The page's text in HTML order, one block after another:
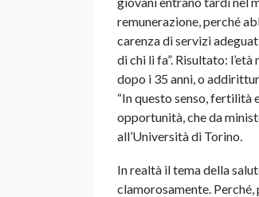
remunerazione, perché
carenza di servizi
di chi li fa”. Risultato:
dopo i 35 anni, o
“In questo senso, fertilità
opportunità, che da
all’Università di Torino.
In realtà il tema della
clamorosamente.